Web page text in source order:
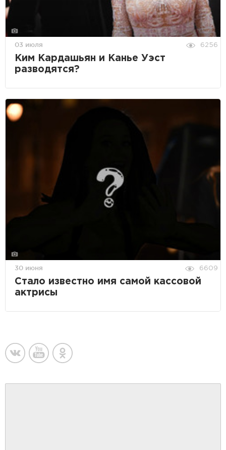
03 июля 6256
Ким Кардашьян и Канье Уэст
разводятся?
30 июня 6609
Стало известно имя самой кассовой
актрисы